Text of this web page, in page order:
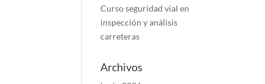
Curso seguridad vial en
inspección y análisis
carreteras
Archivos